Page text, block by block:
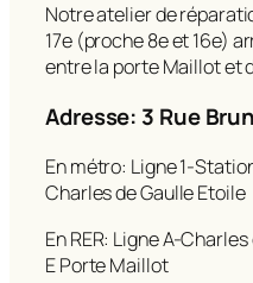
Notre atelier de
17e (proche 8e et 16e)
entre la porte Maillot et
Adresse: 3 Rue
En métro: Ligne 1-
Charles de Gaulle Etoile
En RER: Ligne A-
E Porte Maillot